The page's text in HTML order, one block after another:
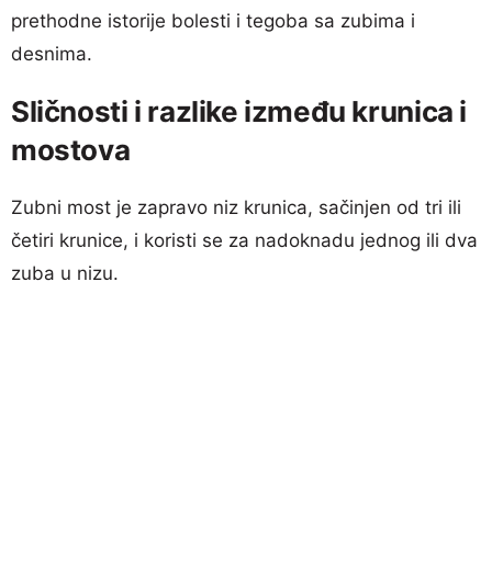
prethodne istorije bolesti i tegoba sa zubima i
desnima.
Sličnosti i razlike između krunica i
mostova
Zubni most je zapravo niz krunica, sačinjen od tri ili
četiri krunice, i koristi se za nadoknadu jednog ili dva
zuba u nizu.